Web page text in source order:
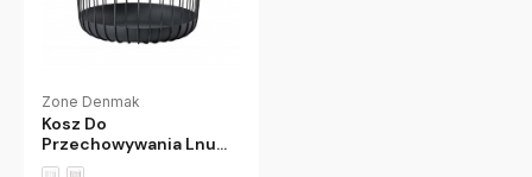
Zone Denmak
Kosz Do
Przechowywania Lnu
30 Cm Czarny Zone